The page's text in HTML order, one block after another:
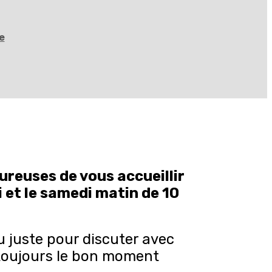
de vous accueillir
le samedi matin de 10
juste pour discuter avec
le bon moment